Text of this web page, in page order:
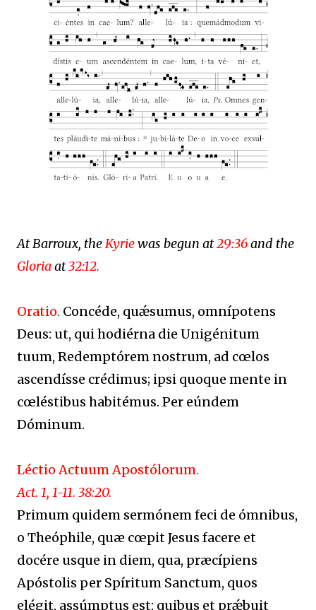
At Barroux, theKyriewas begun at29:36and the
Gloriaat32:12.
Oratio. Concéde, quǽsumus, omnípotens
Deus: ut, qui hodiérna die Unigénitum
tuum, Redemptórem nostrum, ad cœlos
ascendísse crédimus; ipsi quoque mente in
cœléstibus habitémus. Per eúndem
Dóminum.
Léctio Actuum Apostólorum.
Act. 1, 1-11. 38:20.
Primum quidem sermónem feci de ómnibus,
o Theóphile, quæ cœpit Jesus facere et
docére usque in diem, qua, præcípiens
Apóstolis per Spíritum Sanctum, quos
elégit, assúmptus est: quibus et prǽbuit